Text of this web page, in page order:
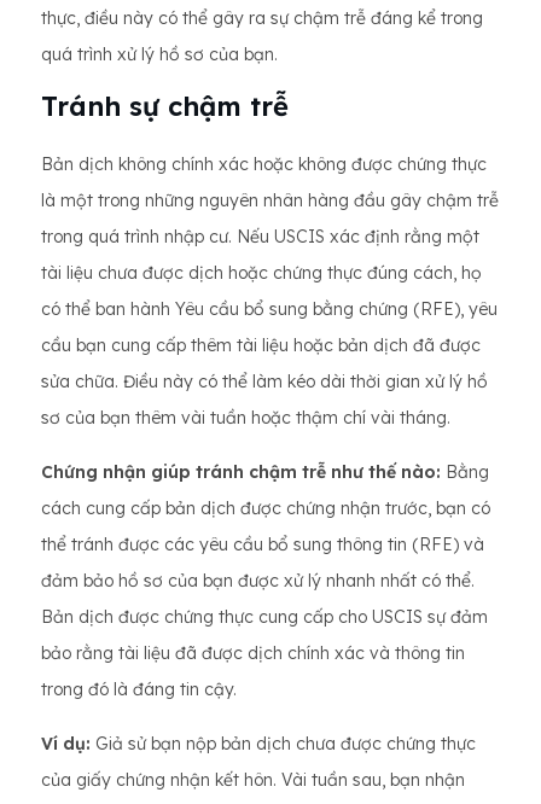
thực, điều này có thể gây ra sự chậm trễ đáng kể trong
quá trình xử lý hồ sơ của bạn.
Tránh sự chậm trễ
Bản dịch không chính xác hoặc không được chứng thực
là một trong những nguyên nhân hàng đầu gây chậm trễ
trong quá trình nhập cư. Nếu USCIS xác định rằng một
tài liệu chưa được dịch hoặc chứng thực đúng cách, họ
có thể ban hành Yêu cầu bổ sung bằng chứng (RFE), yêu
cầu bạn cung cấp thêm tài liệu hoặc bản dịch đã được
sửa chữa. Điều này có thể làm kéo dài thời gian xử lý hồ
sơ của bạn thêm vài tuần hoặc thậm chí vài tháng.
Chứng nhận giúp tránh chậm trễ như thế nào: Bằng
cách cung cấp bản dịch được chứng nhận trước, bạn có
thể tránh được các yêu cầu bổ sung thông tin (RFE) và
đảm bảo hồ sơ của bạn được xử lý nhanh nhất có thể.
Bản dịch được chứng thực cung cấp cho USCIS sự đảm
bảo rằng tài liệu đã được dịch chính xác và thông tin
trong đó là đáng tin cậy.
Ví dụ: Giả sử bạn nộp bản dịch chưa được chứng thực
của giấy chứng nhận kết hôn. Vài tuần sau, bạn nhận